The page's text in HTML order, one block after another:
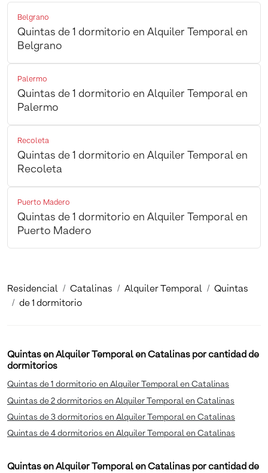
Belgrano
Quintas de 1 dormitorio en Alquiler Temporal en
Belgrano
Palermo
Quintas de 1 dormitorio en Alquiler Temporal en
Palermo
Recoleta
Quintas de 1 dormitorio en Alquiler Temporal en
Recoleta
Puerto Madero
Quintas de 1 dormitorio en Alquiler Temporal en
Puerto Madero
Residencial Catalinas Alquiler Temporal
Quintas
de 1 dormitorio
Quintas en Alquiler Temporal en Catalinas por cantidad de
dormitorios
Quintas de 1 dormitorio en Alquiler Temporal en Catalinas
Quintas de 2 dormitorios en Alquiler Temporal en Catalinas
Quintas de 3 dormitorios en Alquiler Temporal en Catalinas
Quintas de 4 dormitorios en Alquiler Temporal en Catalinas
Quintas en Alquiler Temporal en Catalinas por cantidad de